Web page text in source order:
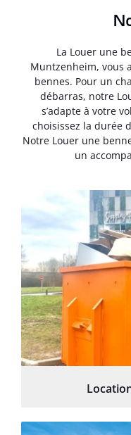
La Louer une
Muntzenheim, vous
bennes. Pour un
débarras, notre
s’adapte à votre
choisissez la durée
Notre Louer une
un